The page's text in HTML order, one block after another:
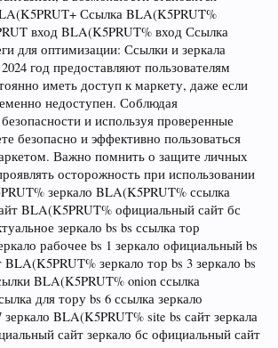
Ссылка BLA(K5PRUT%
вход BLA(K5PRUT% вход Ссылка
для оптимизации: Ссылки и зеркала
год предоставляют пользователям
иметь доступ к маркету, даже если
недоступен. Соблюдая
и используя проверенные
безопасно и эффективно пользоваться
Важно помнить о защите личных
осторожность при использовании
зеркало BLA(K5PRUT% ссылка
BLA(K5PRUT% официальный сайт бс
зеркало bs bs ссылка тор
рабочее bs 1 зеркало официальный bs
BLA(K5PRUT% зеркало тор bs 3 зеркало bs
BLA(K5PRUT% onion ссылка
для тору bs 6 ссылка зеркало
BLA(K5PRUT% site bs сайт зеркала
сайт зеркало бс официальный сайт